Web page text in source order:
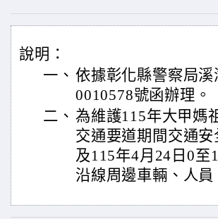
說明：
一、 依據彰化縣警察局
0010578號函辦理。
二、 為維護115年大甲媽
交通要道期間交通
及115年4月24日0
沿線周邊車輛、人員